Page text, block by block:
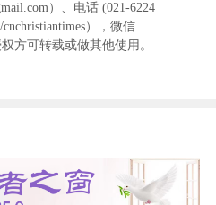
）、电话 (021-6224
），微信
方可转载或做其他使用。